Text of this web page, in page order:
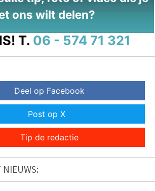
ons wilt delen?
T. 06 - 574 71 321
Deel op Facebook
Post op X
Tip de redactie
NIEUWS: